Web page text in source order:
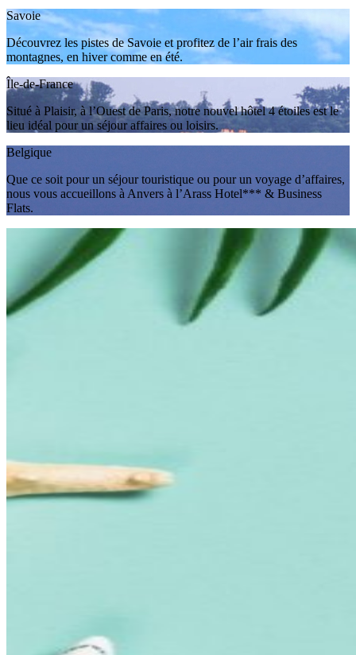
Savoie
Découvrez les pistes de Savoie et profitez de l’air frais des
montagnes, en hiver comme en été.
Île-de-France
Situé à Plaisir, à l’Ouest de Paris, notre nouvel hôtel 4 étoiles est le
lieu idéal pour un séjour affaires ou loisirs.
Belgique
Que ce soit pour un séjour touristique ou pour un voyage d’affaires,
nous vous accueillons à Anvers à l’Arass Hotel*** & Business
Flats.